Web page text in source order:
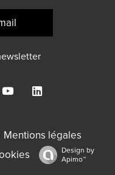
Mentions légales
Design by
Apimo™